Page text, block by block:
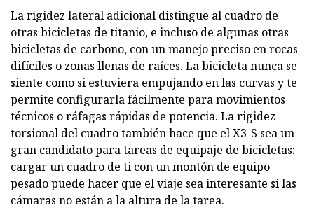
La rigidez lateral adicional distingue al cuadro de
otras bicicletas de titanio, e incluso de algunas otras
bicicletas de carbono, con un manejo preciso en rocas
difíciles o zonas llenas de raíces. La bicicleta nunca se
siente como si estuviera empujando en las curvas y te
permite configurarla fácilmente para movimientos
técnicos o ráfagas rápidas de potencia. La rigidez
torsional del cuadro también hace que el X3-S sea un
gran candidato para tareas de equipaje de bicicletas:
cargar un cuadro de ti con un montón de equipo
pesado puede hacer que el viaje sea interesante si las
cámaras no están a la altura de la tarea.